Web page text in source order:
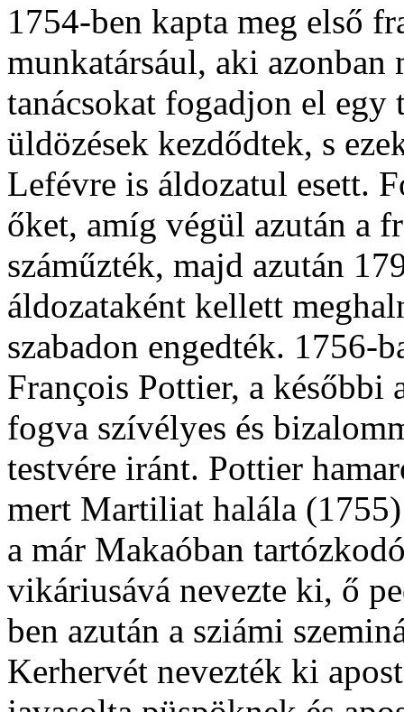
1754-ben kapta meg első
munkatársául, aki
tanácsokat fogadjon el
üldözések kezdődtek, s
Lefévre is áldozatul esett.
őket, amíg végül azután a
száműzték, majd azután
áldozataként kellett
szabadon engedték. 1756-
François Pottier, a
fogva szívélyes és
testvére iránt. Pottier
mert Martiliat halála
a már Makaóban
vikáriusává nevezte ki, ő
ben azután a sziámi
Kerhervét nevezték ki